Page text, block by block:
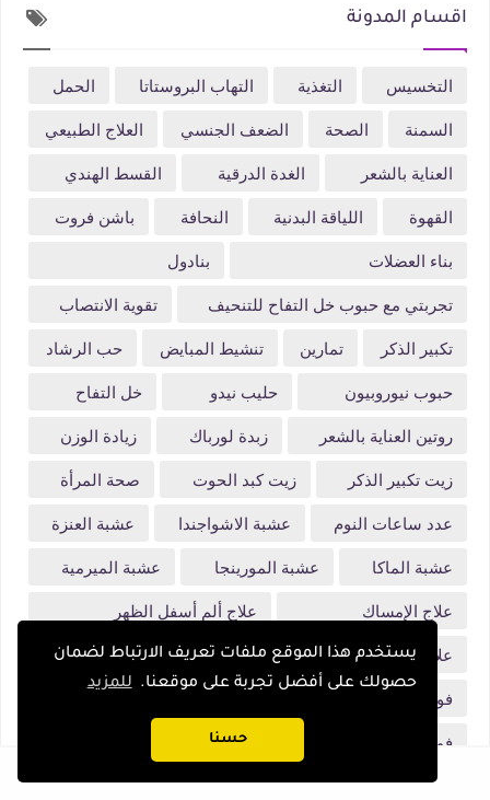
يستخدم هذا الموقع ملفات تعريف الارتباط لضمان
حصولك على أفضل تجربة على موقعنا. للمزيد
حسنا
اقسام المدونة
التخسيس التغذية التهاب البروستاتا
الحمل
السمنة
الصحة الضعف الجنسي
العلاج الطبيعي
العناية بالشعر
الغدة الدرقية
القسط الهندي
القهوة
اللياقة البدنية النحافة
باشن فروت
بناء العضلات
بنادول
تجربتي مع حبوب خل التفاح للتنحيف
تقوية الانتصاب
تكبير الذكر
تمارين تنشيط المبايض
حب الرشاد
حبوب نيوروبيون
حليب نيدو
خل التفاح
روتين العناية بالشعر
زبدة لورباك
زيادة الوزن
زيت تكبير الذكر
زيت كبد الحوت
صحة المرأة
عدد ساعات النوم
عشبة الاشواجندا
عشبة العنزة
عشبة الماكا
عشبة المورينجا
عشبة الميرمية
علاج الإمساك
علاج ألم أسفل الظهر
علاج رائحة المهبل
غذاء ملكات النحل
فلات وايت
فوائد الزبيب
فوائد الفول السوداني
فوائد حليب الصويا
فوائد سبيرولينا
فيتامين د فيتامين سنتروم